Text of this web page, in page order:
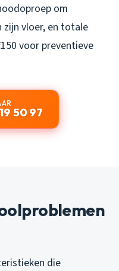
om
zijn vloer, en totale
voor preventieve
50 97
die